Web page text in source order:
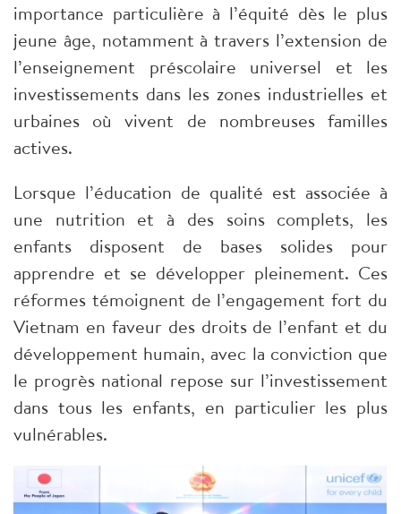
importance particulière à l’équité dès le plus
jeune âge, notamment à travers l’extension de
l’enseignement préscolaire universel et les
investissements dans les zones industrielles et
urbaines où vivent de nombreuses familles
actives.
Lorsque l’éducation de qualité est associée à
une nutrition et à des soins complets, les
enfants disposent de bases solides pour
apprendre et se développer pleinement. Ces
réformes témoignent de l’engagement fort du
Vietnam en faveur des droits de l’enfant et du
développement humain, avec la conviction que
le progrès national repose sur l’investissement
dans tous les enfants, en particulier les plus
vulnérables.